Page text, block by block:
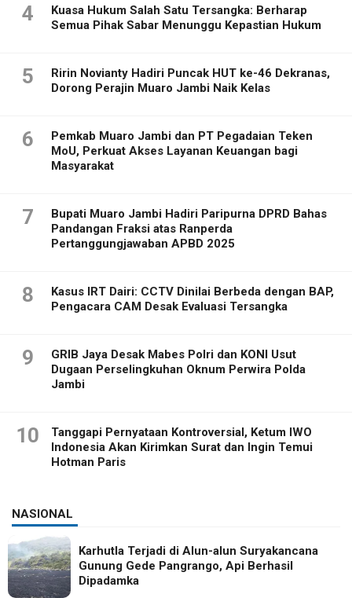
4
Kuasa Hukum Salah Satu Tersangka: Berharap
Semua Pihak Sabar Menunggu Kepastian Hukum
5
Ririn Novianty Hadiri Puncak HUT ke-46 Dekranas,
Dorong Perajin Muaro Jambi Naik Kelas
6
Pemkab Muaro Jambi dan PT Pegadaian Teken
MoU, Perkuat Akses Layanan Keuangan bagi
Masyarakat
7
Bupati Muaro Jambi Hadiri Paripurna DPRD Bahas
Pandangan Fraksi atas Ranperda
Pertanggungjawaban APBD 2025
8
Kasus IRT Dairi: CCTV Dinilai Berbeda dengan BAP,
Pengacara CAM Desak Evaluasi Tersangka
9
GRIB Jaya Desak Mabes Polri dan KONI Usut
Dugaan Perselingkuhan Oknum Perwira Polda
Jambi
10
Tanggapi Pernyataan Kontroversial, Ketum IWO
Indonesia Akan Kirimkan Surat dan Ingin Temui
Hotman Paris
NASIONAL
Karhutla Terjadi di Alun-alun Suryakancana
Gunung Gede Pangrango, Api Berhasil
Dipadamka